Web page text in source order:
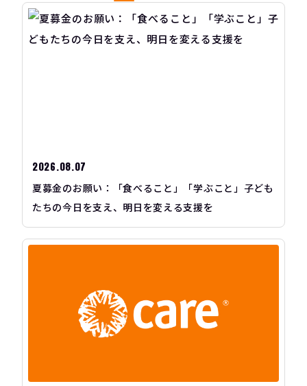
2026.08.07
夏募金のお願い：「食べること」「学ぶこと」子ども
たちの今日を支え、明日を変える支援を